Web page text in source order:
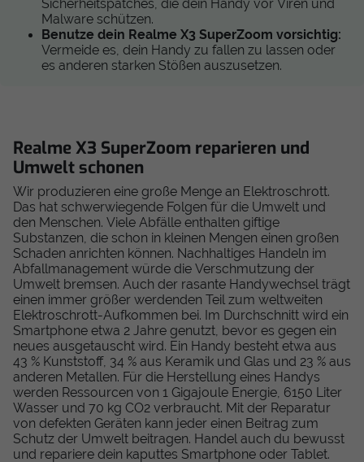
Sicherheitspatches, die dein Handy vor Viren und
Malware schützen.
Benutze dein Realme X3 SuperZoom vorsichtig:
Vermeide es, dein Handy zu fallen zu lassen oder
es anderen starken Stößen auszusetzen.
Realme X3 SuperZoom reparieren und
Umwelt schonen
Wir produzieren eine große Menge an Elektroschrott.
Das hat schwerwiegende Folgen für die Umwelt und
den Menschen. Viele Abfälle enthalten giftige
Substanzen, die schon in kleinen Mengen einen großen
Schaden anrichten können. Nachhaltiges Handeln im
Abfallmanagement würde die Verschmutzung der
Umwelt bremsen. Auch der rasante Handywechsel trägt
einen immer größer werdenden Teil zum weltweiten
Elektroschrott-Aufkommen bei. Im Durchschnitt wird ein
Smartphone etwa 2 Jahre genutzt, bevor es gegen ein
neues ausgetauscht wird. Ein Handy besteht etwa aus
43 % Kunststoff, 34 % aus Keramik und Glas und 23 % aus
anderen Metallen. Für die Herstellung eines Handys
werden Ressourcen von 1 Gigajoule Energie, 6150 Liter
Wasser und 70 kg CO2 verbraucht. Mit der Reparatur
von defekten Geräten kann jeder einen Beitrag zum
Schutz der Umwelt beitragen. Handel auch du bewusst
und repariere dein kaputtes Smartphone oder Tablet.